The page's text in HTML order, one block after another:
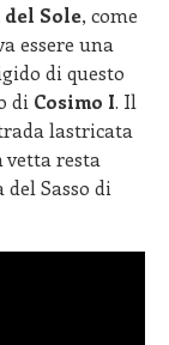
del Sole, come
essere una
di questo
di Cosimo I. Il
lastricata
resta
Sasso di